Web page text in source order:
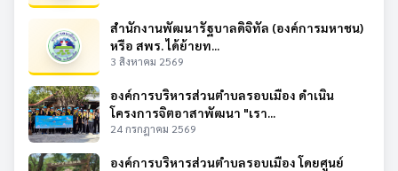
สำนักงานพัฒนารัฐบาลดิจิทัล (องค์การมหาชน)
หรือ สพร. ได้ย้ายท...
3 สิงหาคม 2569
องค์การบริหารส่วนตำบลรอบเมือง ดำเนิน
โครงการจิตอาสาพัฒนา "เรา...
24 กรกฎาคม 2569
องค์การบริหารส่วนตำบลรอบเมือง โดยศูนย์